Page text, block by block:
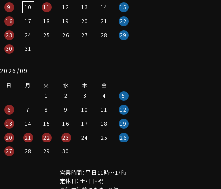
9
10 11 12 13 14
15
16
17 18 19 20 21
22
23
24 25 26 27 28
29
30
31
2026/09
日 月 火 水 木 金
土
1
2 3 4
5
6
7 8 9 10 11
12
13
14 15 16 17 18
19
20
21 22 23 24 25
26
27
28 29 30
営業時間：平日11時～17時
定休日：土・日・祝